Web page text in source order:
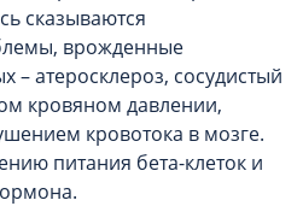
сказываются
врожденные
– атеросклероз, сосудистый
кровяном давлении,
кровотока в мозге.
питания бета-клеток и